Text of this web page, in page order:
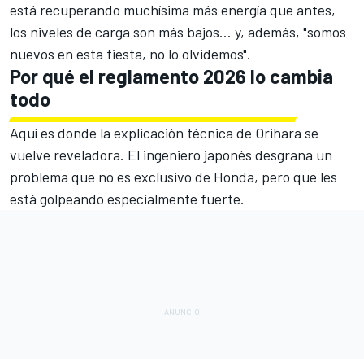
está recuperando muchísima más energía que antes,
los niveles de carga son más bajos... y, además, "somos
nuevos en esta fiesta, no lo olvidemos".
Por qué el reglamento 2026 lo cambia
todo
Aquí es donde la explicación técnica de Orihara se
vuelve reveladora. El ingeniero japonés desgrana un
problema que no es exclusivo de Honda, pero que les
está golpeando especialmente fuerte.